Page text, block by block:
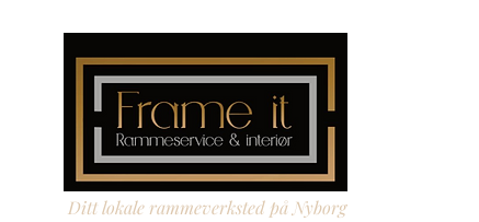
Ditt lokale rammeverksted på Nyborg